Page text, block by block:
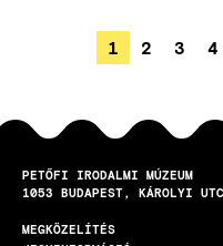
OLDALSZÁMOZÁS
JELENLEGI
OLDAL
1 OLDAL
2 OLDAL
3 4
PETŐFI IRODALMI MÚZEUM
1053
BUDAPEST KÁROLYI
MEGKÖZELÍTÉS